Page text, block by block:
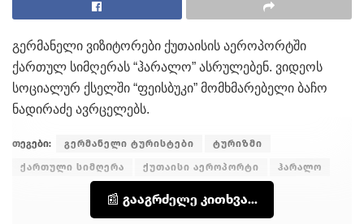
გერმანელი ვიზიტორები ქუთაისის აეროპორტში
ქართულ სიმღერას “ჰარალო” ასრულებენ. ვიდეოს
სოციალურ ქსელში “ფეისბუკი” მომხმარებელი ბაჩო
ნადირაძე ავრცელებს.
📰 გააგრძელე კითხვა...
თეგები: გერმანელი ტურისტები ტურიზმი
ქართული სიმღერა ქუთაისი აეროპორტი ჰარალო